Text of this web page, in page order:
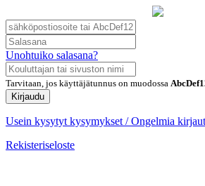
Unohtuiko salasana?
Tarvitaan, jos käyttäjätunnus on muodossa
Kirjaudu
Usein kysytyt kysymykset / Ongelmia
Rekisteriseloste